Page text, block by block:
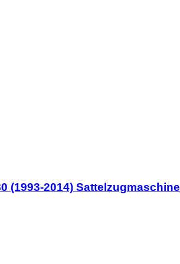
(1993-2014) Sattelzugmaschine